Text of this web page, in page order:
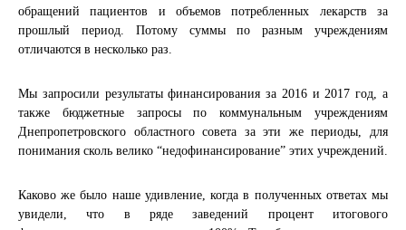
обращений пациентов и объемов потребленных лекарств за
прошлый период. Потому суммы по разным учреждениям
отличаются в несколько раз.
Мы запросили результаты финансирования за 2016 и 2017 год, а
также бюджетные запросы по коммунальным учреждениям
Днепропетровского областного совета за эти же периоды, для
понимания сколь велико “недофинансирование” этих учреждений.
Каково же было наше удивление, когда в полученных ответах мы
увидели, что в ряде заведений процент итогового